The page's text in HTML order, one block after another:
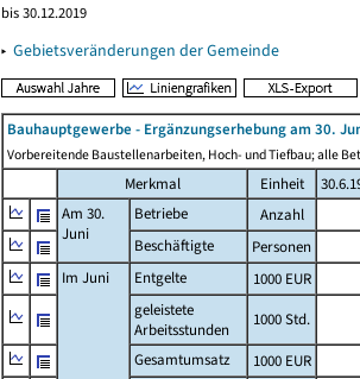
bis 30.12.2019
▸ Gebietsveränderungen der Gemeinde
Bauhauptgewerbe - Ergänzungserhebung am 30.
Vorbereitende Baustellenarbeiten, Hoch- und Tiefbau; alle
Merkmal Einheit
Am 30.
Juni
Betriebe Anzahl
Beschäftigte
Personen
Im Juni
Entgelte 1000 EUR
geleistete
Arbeitsstunden
1000 Std.
Gesamtumsatz
1000 EUR